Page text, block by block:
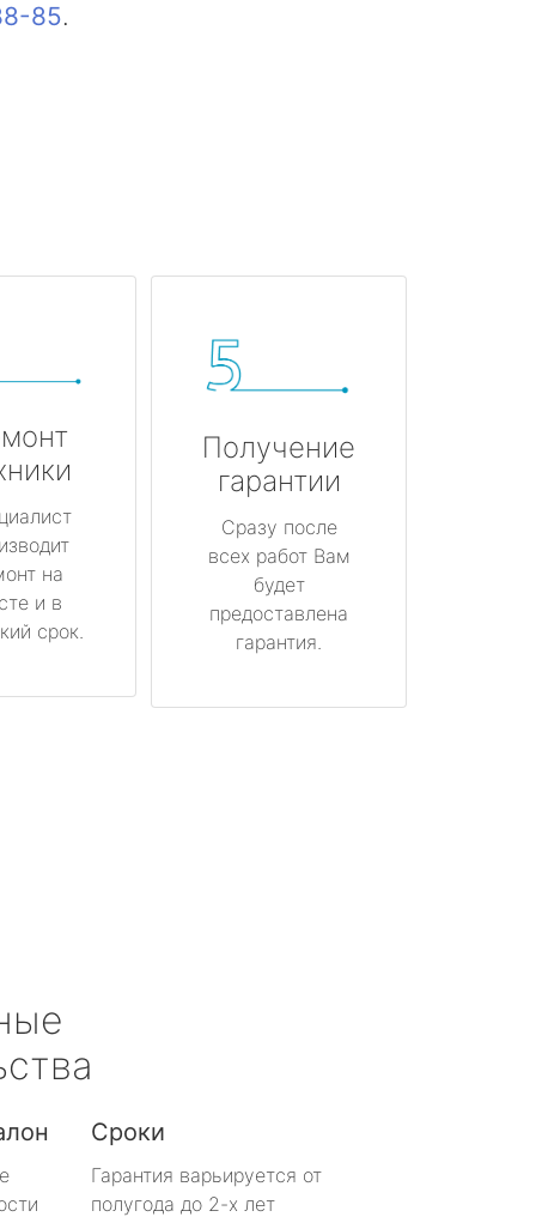
85.
на
и в
срок.
Получение
гарантии
Сразу после
всех работ Вам
будет
предоставлена
гарантия.
Сроки
Гарантия варьируется от
полугода до 2-х лет